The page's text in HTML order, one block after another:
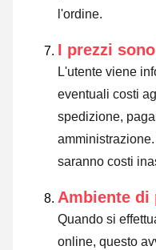
l'ordine.
I prezzi
L'utente viene
eventuali costi
spedizione,
saranno costi
Ambiente di
Quando si
online, questo